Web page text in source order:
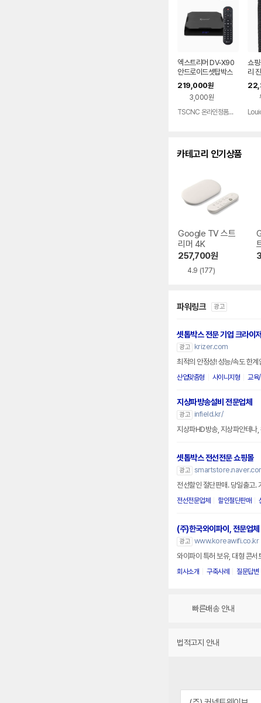
엑스트리머 DV-X90
안드로이드셋탑박스
UHD 4K 60Hz 디빅
스플레이어 4G+64
219,000원
3,000원
TSCNC 온라인정품판매점
쇼핑
리
카테고리 인기상품
Google TV 스트
리머 4K
257,700원
4.9 (177)
파워링크 광고
셋톱박스 전문 기업 크라이저
광고
krizer.com
최적의 안정성! 성능/속도 한계
산업맞춤형 사이니지형 교육
지상파방송설비 전문업체
광고
infield.kr/
지상파HD방송, 지상파안테나,
셋톱박스 전선전문 쇼핑몰
광고
전선할인 절단판매. 당일출고.
전선전문업체 할인절단판매
(주)한국와이파이, 전문업체
광고 www.koreawifi.co.kr
와이파이 특허 보유, 대형 콘서
회사소개 구축사례 질문답변
빠른배송 안내
법적고지 안내